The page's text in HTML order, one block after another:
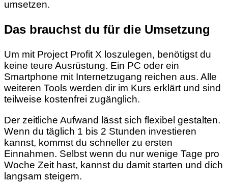
umsetzen.
Das brauchst du für die Umsetzung
Um mit Project Profit X loszulegen, benötigst du
keine teure Ausrüstung. Ein PC oder ein
Smartphone mit Internetzugang reichen aus. Alle
weiteren Tools werden dir im Kurs erklärt und sind
teilweise kostenfrei zugänglich.
Der zeitliche Aufwand lässt sich flexibel gestalten.
Wenn du täglich 1 bis 2 Stunden investieren
kannst, kommst du schneller zu ersten
Einnahmen. Selbst wenn du nur wenige Tage pro
Woche Zeit hast, kannst du damit starten und dich
langsam steigern.